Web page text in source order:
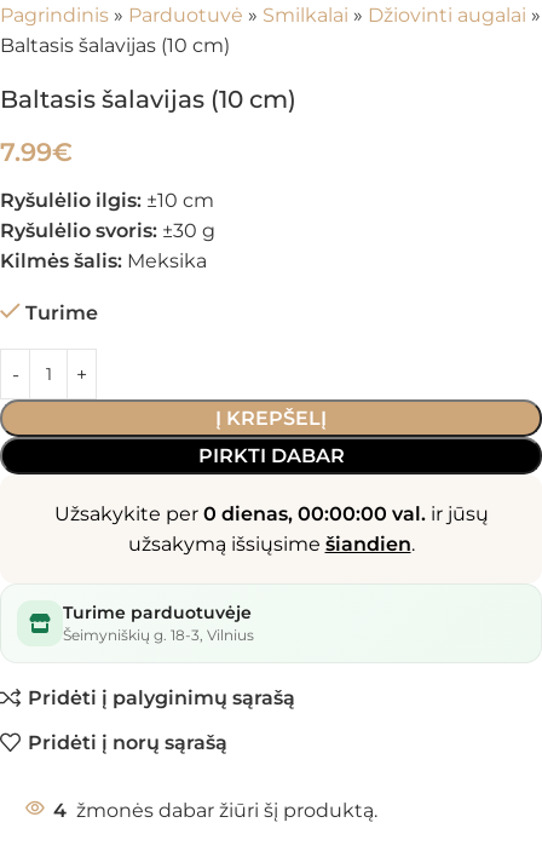
Pagrindinis » Parduotuvė » Smilkalai » Džiovinti augalai »
Baltasis šalavijas (10 cm)
Baltasis šalavijas (10 cm)
7.99€
Ryšulėlio ilgis: ±10 cm
Ryšulėlio svoris: ±30 g
Kilmės šalis: Meksika
Turime
Į KREPŠELĮ
PIRKTI DABAR
Užsakykite per 0 dienas, 00:00:00 val.ir jūsų
užsakymą išsiųsime šiandien.
Turime parduotuvėje
Šeimyniškių g. 18-3, Vilnius
Pridėti į palyginimų sąrašą
Pridėti į norų sąrašą
4 žmonės dabar žiūri šį produktą.